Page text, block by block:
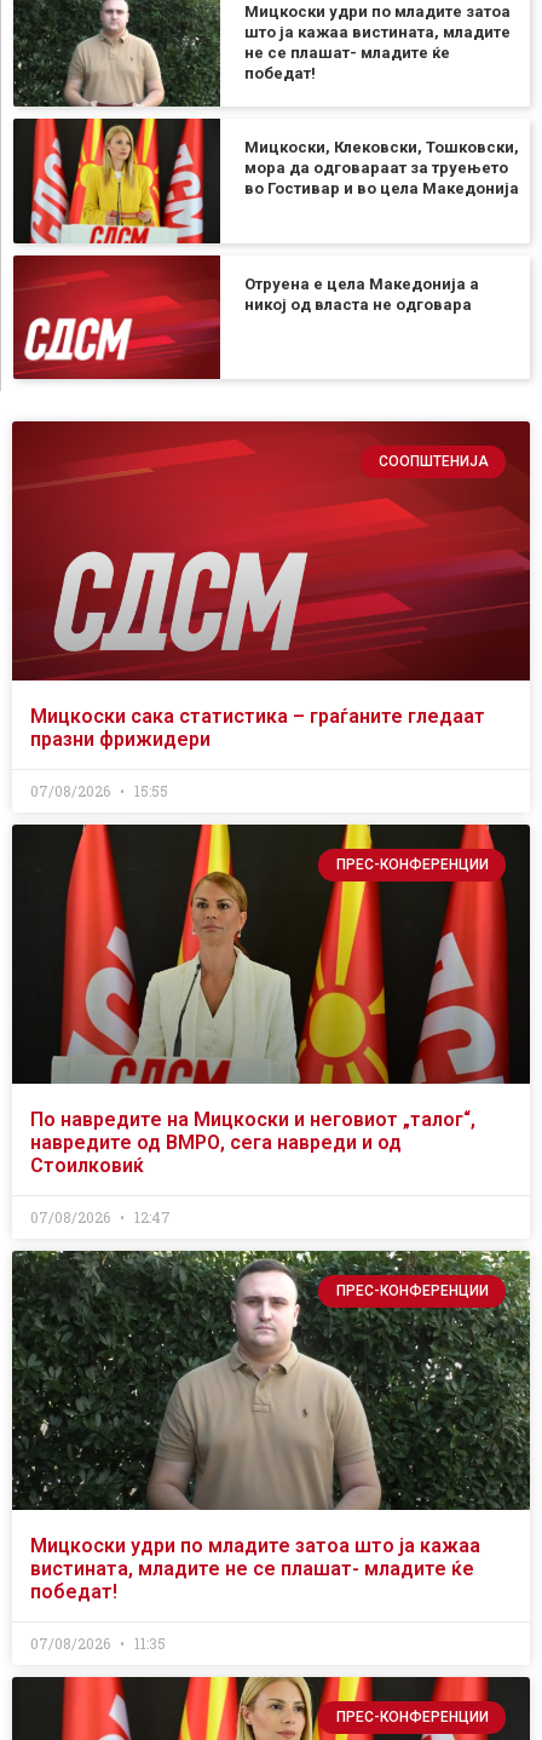
Мицкоски удри по младите затоа
што ја кажаа вистината, младите
не се плашат- младите ќе
победат!
Мицкоски, Клековски, Тошковски,
мора да одговараат за труењето
во Гостивар и во цела Македонија
Отруена е цела Македонија а
никој од власта не одговара
СООПШТЕНИЈА
Мицкоски сака статистика – граѓаните гледаат
празни фрижидери
07/08/2026 15:55
ПРЕС-КОНФЕРЕНЦИИ
По навредите на Мицкоски и неговиот „талог“,
навредите од ВМРО, сега навреди и од
Стоилковиќ
07/08/2026 12:47
ПРЕС-КОНФЕРЕНЦИИ
Мицкоски удри по младите затоа што ја кажаа
вистината, младите не се плашат- младите ќе
победат!
07/08/2026 11:35
ПРЕС-КОНФЕРЕНЦИИ